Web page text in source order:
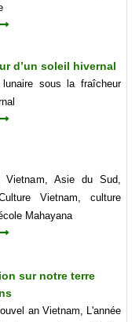
d’un soleil hivernal
sous la fraîcheur
Vietnam, Asie du Sud,
Vietnam, culture
Mahayana
sur notre terre
an Vietnam, L'année